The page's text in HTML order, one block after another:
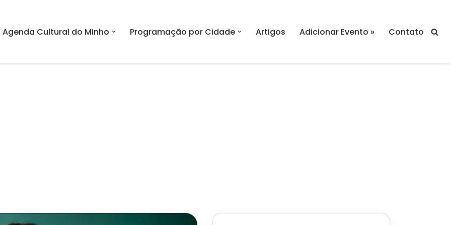
Agenda Cultural do Minho Programação por Cidade Artigos Adicionar Evento » Contato